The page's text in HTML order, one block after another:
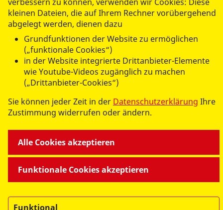
https://business.safety.google/adscontrollerterms/sccs/
Das Unternehmen verfügt über eine Zertifizierung nach
dem „EU-US Data Privacy Framework“ (DPF). Der DPF
ist ein Übereinkommen zwischen der Europäischen
Union und den USA, der die Einhaltung europäischer
Datenschutzstandards bei Datenverarbeitungen in den
USA gewährleisten soll. Jedes nach dem DPF
zertifizierte Unternehmen verpflichtet sich, diese
Datenschutzstandards einzuhalten. Weitere
folgendem Link:
https://www.dataprivacyframework.gov/participant/
IP Anonymisierung
Dadurch wird Ihre IP-Adresse von Google innerhalb von
kleinen Dateien, die auf Ihrem Rechner vorübergehend
abgelegt werden, dienen dazu
Grundfunktionen der Website zu ermöglichen
(„funktionale Cookies“)
in der Website integrierte Drittanbieter-Elemente
wie Youtube-Videos zugänglich zu machen
(„Drittanbieter-Cookies“)
Sie können jeder Zeit in der Datenschutzerklärung Ihre
Zustimmung widerrufen oder ändern.
Funktionale Cookies akzeptieren
Alle Cookies akzeptieren
Funktional